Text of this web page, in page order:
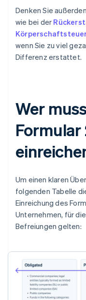
Denken Sie
wie bei der
wenn Sie zu viel
Differenz erstattet.
Wer
Um einen klaren
folgenden Tabelle
Einreichung des
Unternehmen, für
Befreiungen gelten: